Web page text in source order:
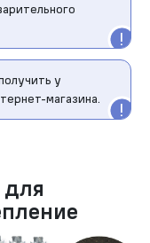
у
магазина.